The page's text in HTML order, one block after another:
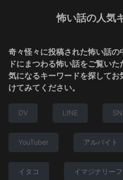
怖い話の人気
奇々怪々に投稿された怖い話
ドにまつわる怖い話をご覧いた
気になるキーワードを探して
けてみてください。
DV LINE
YouTuber アルバイト
イタコ イマジナリー